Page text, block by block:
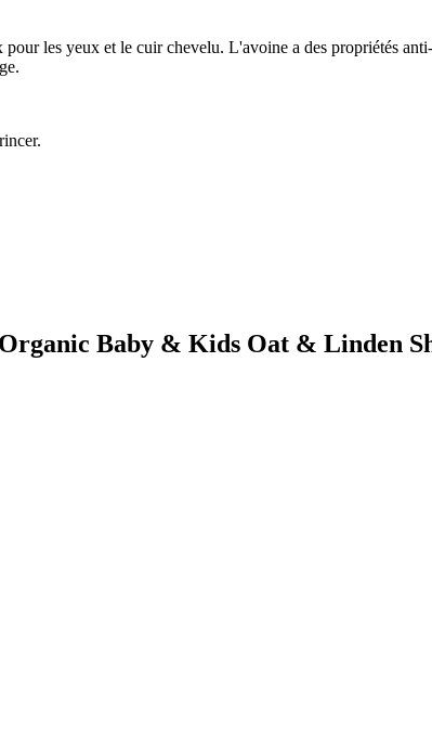
les yeux et le cuir chevelu. L'avoine a des propriétés
Baby & Kids Oat & Linden